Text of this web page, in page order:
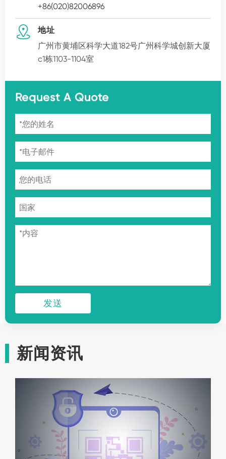
+86(020)82006896

地址
广州市黄埔区科学大道182号广州科学城创新大厦
c1栋1103-1104室
Request A Quote
发送
新闻资讯